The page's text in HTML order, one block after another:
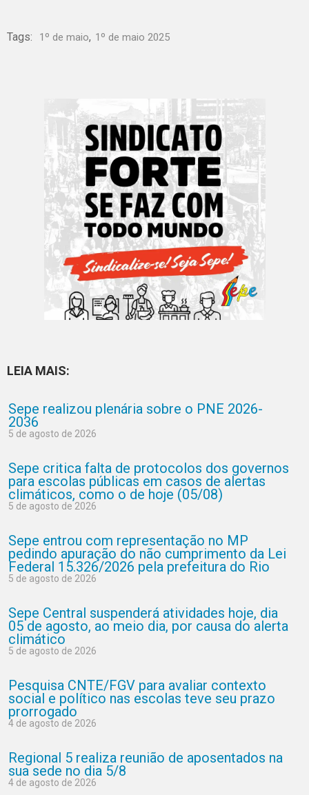
Tags: 1º de maio, 1º de maio 2025
LEIA MAIS:
Sepe realizou plenária sobre o PNE 2026-
2036
5 de agosto de 2026
Sepe critica falta de protocolos dos governos
para escolas públicas em casos de alertas
climáticos, como o de hoje (05/08)
5 de agosto de 2026
Sepe entrou com representação no MP
pedindo apuração do não cumprimento da Lei
Federal 15.326/2026 pela prefeitura do Rio
5 de agosto de 2026
Sepe Central suspenderá atividades hoje, dia
05 de agosto, ao meio dia, por causa do alerta
climático
5 de agosto de 2026
Pesquisa CNTE/FGV para avaliar contexto
social e político nas escolas teve seu prazo
prorrogado
4 de agosto de 2026
Regional 5 realiza reunião de aposentados na
sua sede no dia 5/8
4 de agosto de 2026